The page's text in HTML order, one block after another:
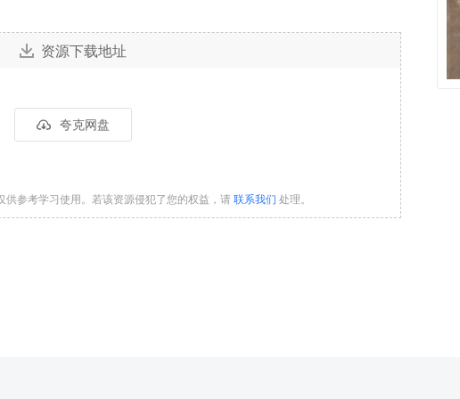
资源下载地址
夸克网盘
供参考学习使用。若该资源侵犯了您的权益，请 联系我们 处理。